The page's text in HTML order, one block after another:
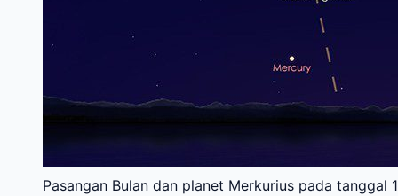
Pasangan Bulan dan planet Merkurius pada tanggal